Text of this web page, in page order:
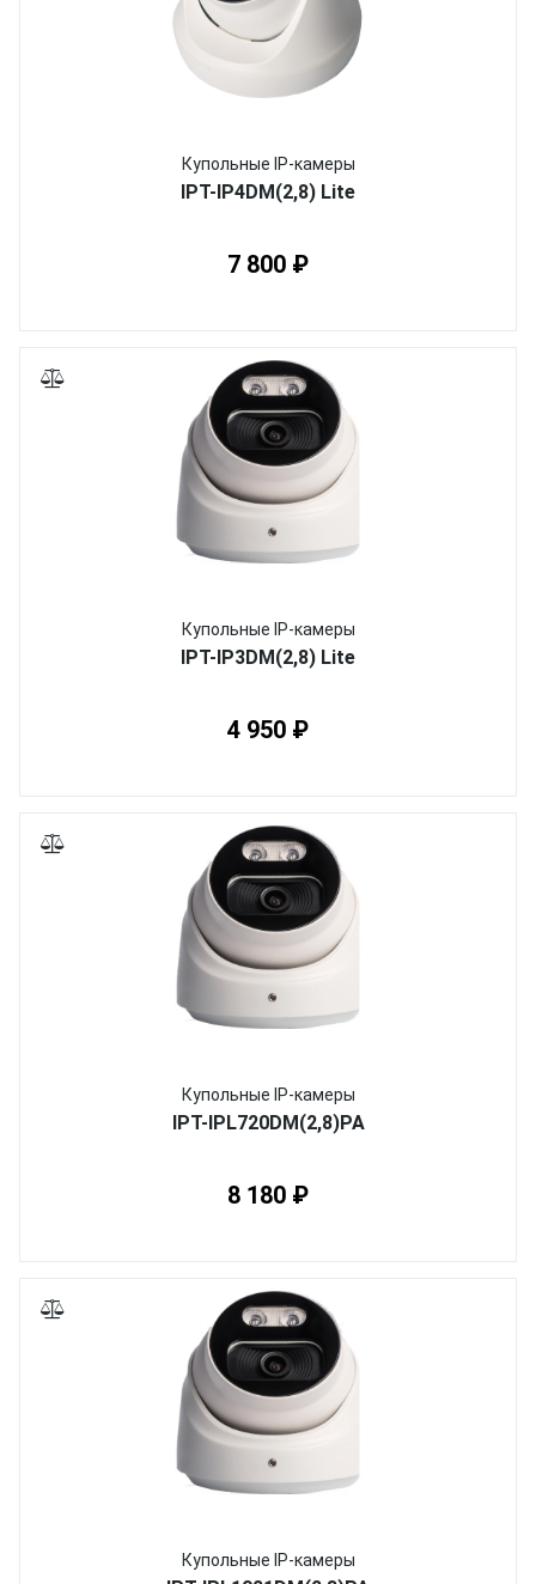
Купольные IP-камеры
IPT-IP4DM(2,8) Lite
7 800 ₽
Купольные IP-камеры
IPT-IP3DM(2,8) Lite
4 950 ₽
Купольные IP-камеры
IPT-IPL720DM(2,8)PA
8 180 ₽
Купольные IP-камеры